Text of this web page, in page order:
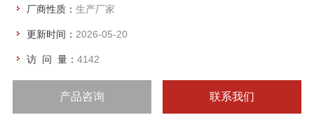
厂商性质： 生产厂家
更新时间： 2026-05-20
访 问 量： 4142
产品咨询 联系我们